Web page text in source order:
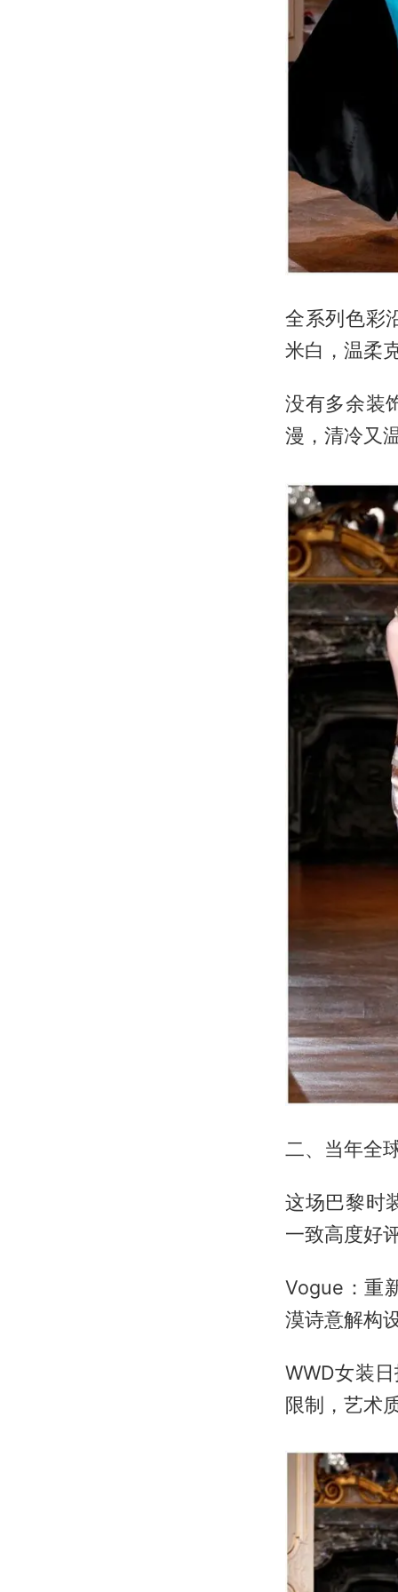
全系列色彩
米白，温柔
没有多余装
漫，清冷又
二、当年全
这场巴黎时
一致高度好
Vogue：重
漠诗意解构
WWD女装
限制，艺术